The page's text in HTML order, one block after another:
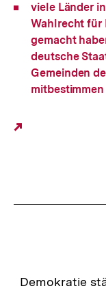
viele Länder
Wahlrecht für
gemacht
deutsche
Gemeinden
Zur
Demokratie